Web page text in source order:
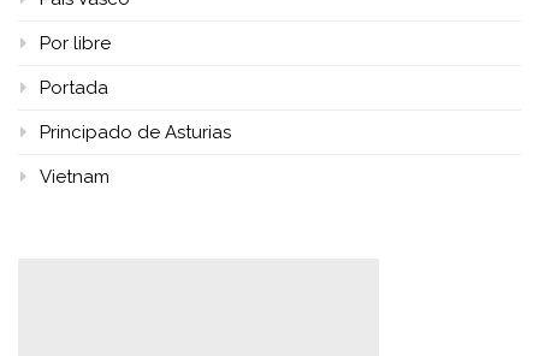
Por libre
Portada
Principado de Asturias
Vietnam